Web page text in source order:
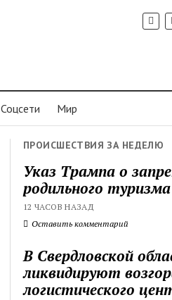
Соцсети Мир
ПРОИСШЕСТВИЯ ЗА НЕДЕЛЮ
Указ Трампа о
родильного туризма
12 ЧАСОВ НАЗАД
Оставить комментарий
В Свердловской
ликвидируют
логистического